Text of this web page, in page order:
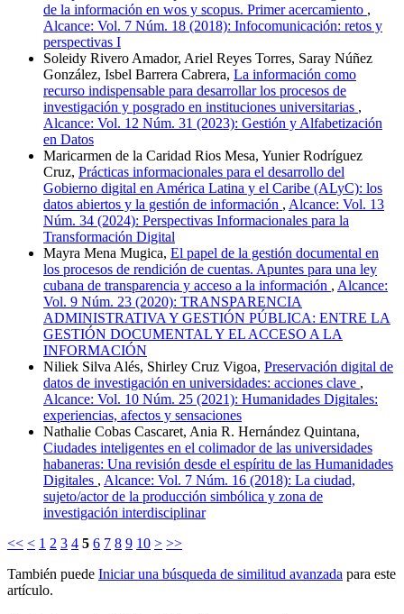
de la información en wos y scopus. Primer acercamiento ,
Alcance: Vol. 7 Núm. 18 (2018): Infocomunicación: retos y
perspectivas I
Soleidy Rivero Amador, Ariel Reyes Torres, Saray Núñez
González, Isbel Barrera Cabrera, La información como
recurso indispensable para desarrollar los procesos de
investigación y posgrado en instituciones universitarias ,
Alcance: Vol. 12 Núm. 31 (2023): Gestión y Alfabetización
en Datos
Maricarmen de la Caridad Rios Mesa, Yunier Rodríguez
Cruz, Prácticas informacionales para el desarrollo del
Gobierno digital en América Latina y el Caribe (ALyC): los
datos abiertos y la gestión de información , Alcance: Vol. 13
Núm. 34 (2024): Perspectivas Informacionales para la
Transformación Digital
Mayra Mena Mugica, El papel de la gestión documental en
los procesos de rendición de cuentas. Apuntes para una ley
cubana de transparencia y acceso a la información , Alcance:
Vol. 9 Núm. 23 (2020): TRANSPARENCIA
ADMINISTRATIVA Y GESTIÓN PÚBLICA: ENTRE LA
GESTIÓN DOCUMENTAL Y EL ACCESO A LA
INFORMACIÓN
Niliek Silva Alés, Shirley Cruz Vigoa, Preservación digital de
datos de investigación en universidades: acciones clave ,
Alcance: Vol. 10 Núm. 25 (2021): Humanidades Digitales:
experiencias, afectos y sensaciones
Nathalie Cobas Cascaret, Ania R. Hernández Quintana,
Ciudades inteligentes en el colimador de las universidades
habaneras: Una revisión desde el espíritu de las Humanidades
Digitales , Alcance: Vol. 7 Núm. 16 (2018): La ciudad,
sujeto/actor de la producción simbólica y zona de
investigación interdisciplinar
<< < 1 2 3 4 5 6 7 8 9 10 > >>
También puede Iniciar una búsqueda de similitud avanzada para este
artículo.